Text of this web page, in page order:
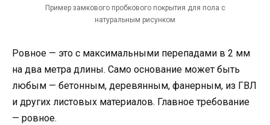
Пример замкового пробкового покрытия для пола с
натуральным рисунком
Ровное — это с максимальными перепадами в 2 мм
на два метра длины. Само основание может быть
любым — бетонным, деревянным, фанерным, из ГВЛ
и других листовых материалов. Главное требование
— ровное.